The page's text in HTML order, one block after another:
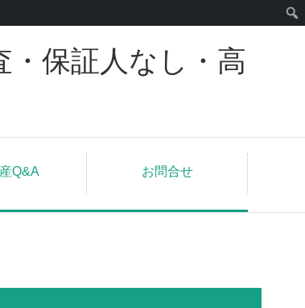
・保証人なし・高
Q&A お問合せ